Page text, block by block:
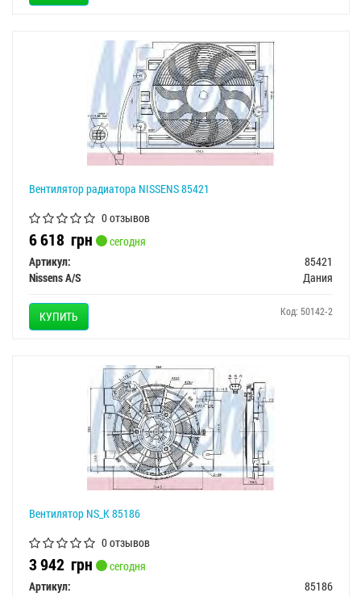
Вентилятор радиатора NISSENS 85421
0 отзывов
6 618 грн
сегодня
Артикул:
85421
Nissens A/S
Дания
КУПИТЬ Код: 50142-2
Вентилятор NS_K 85186
0 отзывов
3 942 грн
сегодня
Артикул:
85186